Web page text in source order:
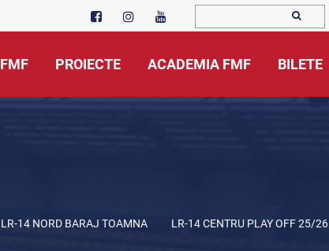
FMF PROIECTE ACADEMIA FMF BILETE
LR-14 NORD BARAJ TOAMNA LR-14 CENTRU PLAY OFF 25/26